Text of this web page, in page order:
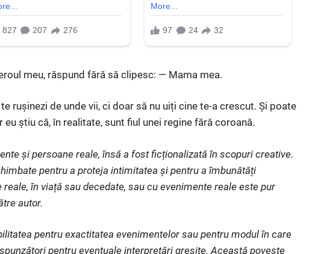
meu, răspund fără să clipesc: — Mama mea.
rușinezi de unde vii, ci doar să nu uiți cine te-a crescut. Și poate
eu știu că, în realitate, sunt fiul unei regine fără coroană.
și persoane reale, însă a fost ficționalizată în scopuri creative.
pentru a proteja intimitatea și pentru a îmbunătăți
în viață sau decedate, sau cu evenimente reale este pur
autor.
pentru exactitatea evenimentelor sau pentru modul în care
pentru eventuale interpretări greșite. Această poveste